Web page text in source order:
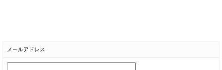
メールアドレス